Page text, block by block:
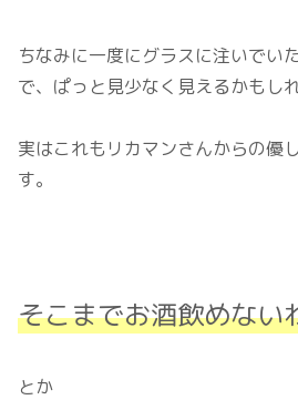
ちなみに一度にグラスに注いでい
で、ぱっと見少なく見えるかもし
実はこれもリカマンさんからの優
す。
そこまでお酒飲めない
とか